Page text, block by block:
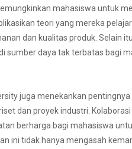
mahasiswa untuk
teori yang mereka
dan kualitas produk. Selain
sumber daya tak terbatas bagi
juga menekankan
dan proyek industri.
berharga bagi mahasiswa
ini tidak hanya mengasah